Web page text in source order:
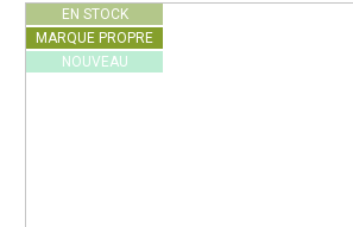
EN STOCK
MARQUE PROPRE
NOUVEAU